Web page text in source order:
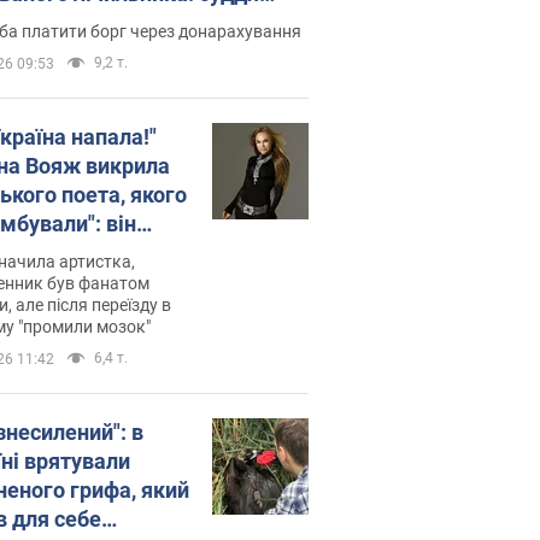
неочікуване рішення
платити борг через донарахування
09:53 9,2 т.
напала!"
Вояж викрила
поета, якого
він
російської не
тепер хоче
українців
артистка,
був фанатом
але після переїзду в
"промили мозок"
11:42 6,4 т.
в
врятували
грифа, який
для себе